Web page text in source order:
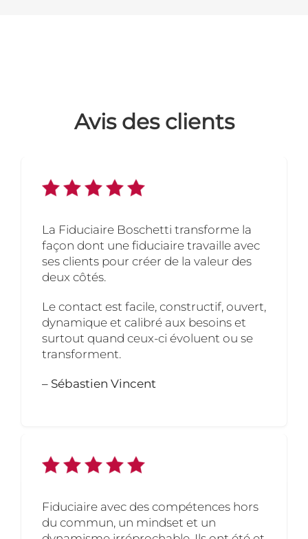
Avis des clients
La Fiduciaire Boschetti transforme la
façon dont une fiduciaire travaille avec
ses clients pour créer de la valeur des
deux côtés.
Le contact est facile, constructif, ouvert,
dynamique et calibré aux besoins et
surtout quand ceux-ci évoluent ou se
transforment.
– Sébastien Vincent
Fiduciaire avec des compétences hors
du commun, un mindset et un